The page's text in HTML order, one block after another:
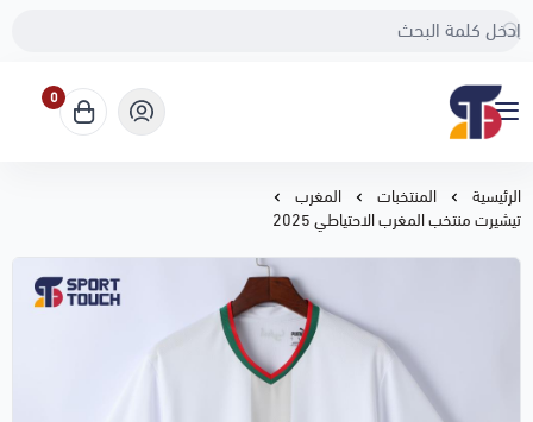
Sport Touch
0
الرئيسية المنتخبات
المغرب
تيشيرت منتخب المغرب الاحتياطي 2025